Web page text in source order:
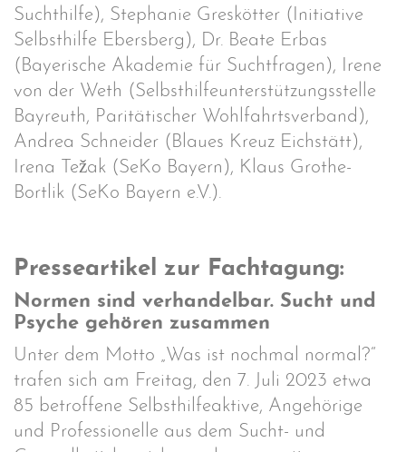
Suchthilfe), Stephanie Greskötter (Initiative
Selbsthilfe Ebersberg), Dr. Beate Erbas
(Bayerische Akademie für Suchtfragen), Irene
von der Weth (Selbsthilfeunterstützungsstelle
Bayreuth, Paritätischer Wohlfahrtsverband),
Andrea Schneider (Blaues Kreuz Eichstätt),
Irena Težak (SeKo Bayern), Klaus Grothe-
Bortlik (SeKo Bayern e.V.).
Presseartikel zur Fachtagung:
Normen sind verhandelbar. Sucht und
Psyche gehören zusammen
Unter dem Motto „Was ist nochmal normal?“
trafen sich am Freitag, den 7. Juli 2023 etwa
85 betroffene Selbsthilfeaktive, Angehörige
und Professionelle aus dem Sucht- und